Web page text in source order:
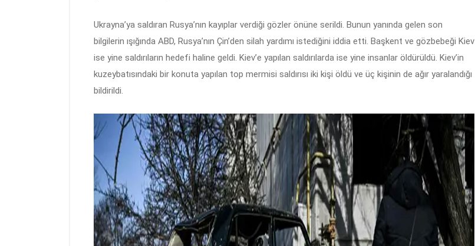
Ukrayna’ya saldıran Rusya’nın kayıplar verdiği gözler önüne serildi. Bunun yanında gelen son
bilgilerin ışığında ABD, Rusya’nın Çin’den silah yardımı istediğini iddia etti. Başkent ve gözbebeği Kiev
ise yine saldırıların hedefi haline geldi. Kiev’e yapılan saldırılarda ise yine insanlar öldürüldü. Kiev’in
kuzeybatısındaki bir konuta yapılan top mermisi saldırısı iki kişi öldü ve üç kişinin de ağır yaralandığı
bildirildi.